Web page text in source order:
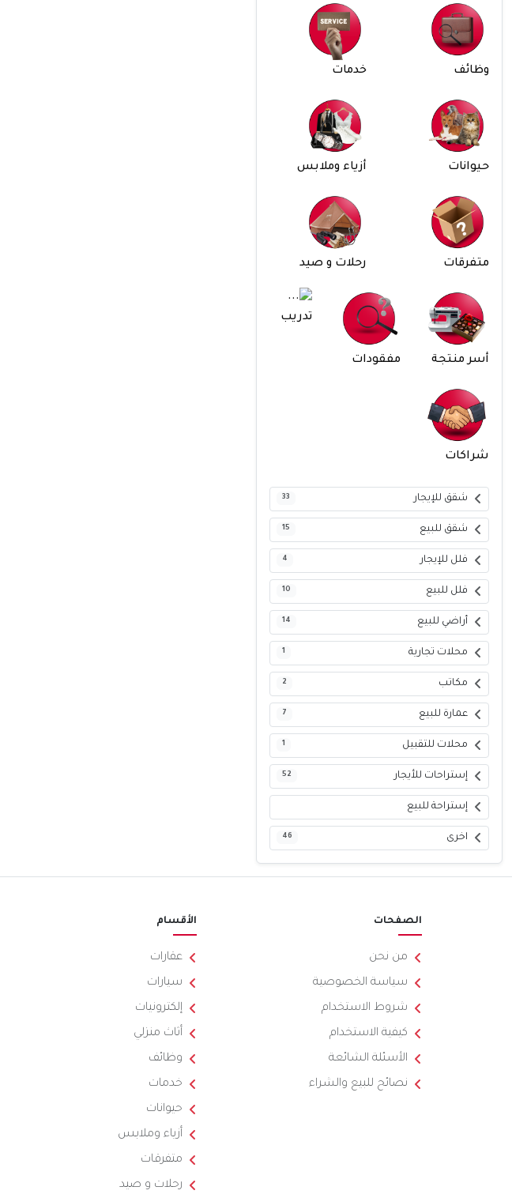
وظائف خدمات
حيوانات أزياء وملابس
متفرقات رحلات و صيد
أسر منتجة مفقودات
تدريب
شراكات
شقق للإيجار 33
شقق للبيع 15
فلل للإيجار 4
فلل للبيع 10
أراضي للبيع 14
محلات تجارية 1
مكاتب 2
عمارة للبيع 7
محلات للتقبيل 1
إستراحات للأيجار 52
إستراحة للبيع
اخرى 46
الصفحات
من نحن
سياسة الخصوصية
شروط الاستخدام
كيفية الاستخدام
الأسئلة الشائعة
نصائح للبيع والشراء
الأقسام
عقارات
سيارات
إلكترونيات
أثاث منزلي
وظائف
خدمات
حيوانات
أزياء وملابس
متفرقات
رحلات و صيد